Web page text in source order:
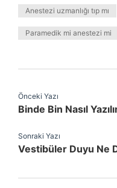
Anestezi uzmanlığı tıp mı
Paramedik mi anestezi mi
Önceki Yazı
Binde Bin Nasıl
Sonraki Yazı
Vestibüler Duyu Ne